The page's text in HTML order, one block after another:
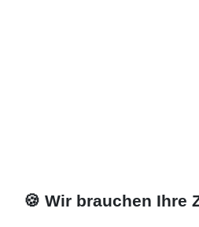
🍪 Wir brauchen Ihre